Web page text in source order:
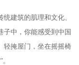
建筑的肌理和文化、
子中，你能感受到中国
轻掩屋门，坐在摇摇椅